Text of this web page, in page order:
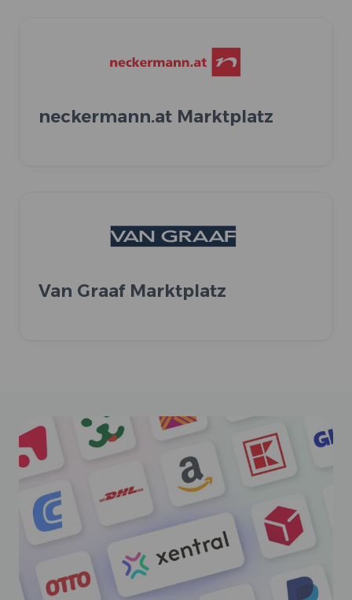
neckermann.at Marktplatz
Van Graaf Marktplatz